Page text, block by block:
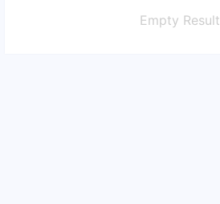
Empty Result